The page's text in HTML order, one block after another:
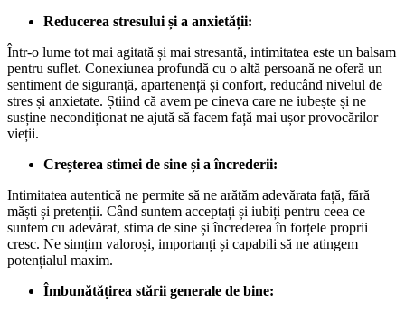
Reducerea stresului și a anxietății:
Într-o lume tot mai agitată și mai stresantă, intimitatea este un balsam
pentru suflet. Conexiunea profundă cu o altă persoană ne oferă un
sentiment de siguranță, apartenență și confort, reducând nivelul de
stres și anxietate. Știind că avem pe cineva care ne iubește și ne
susține necondiționat ne ajută să facem față mai ușor provocărilor
vieții.
Creșterea stimei de sine și a încrederii:
Intimitatea autentică ne permite să ne arătăm adevărata față, fără
măști și pretenții. Când suntem acceptați și iubiți pentru ceea ce
suntem cu adevărat, stima de sine și încrederea în forțele proprii
cresc. Ne simțim valoroși, importanți și capabili să ne atingem
potențialul maxim.
Îmbunătățirea stării generale de bine: